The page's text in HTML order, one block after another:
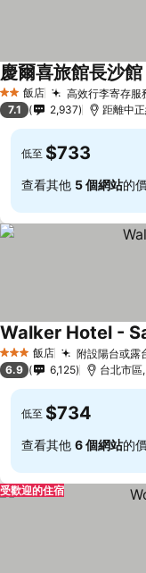
2 星級飯店 高效行李寄存服
慶爾喜旅館長沙館
7.1 2,937 距離中
低至 $733
查看其他 5 個網站的
3 星級 飯店 附設陽台或露
Walker Hotel -
6.9 6,125 台北市區
低至 $734
查看其他 6 個網站的
受歡迎的住宿